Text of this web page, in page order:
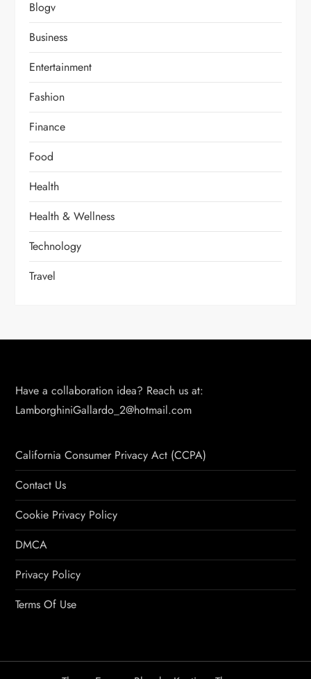
Blogv
Business
Entertainment
Fashion
Finance
Food
Health
Health & Wellness
Technology
Travel
Have a collaboration idea? Reach us at:
LamborghiniGallardo_2@hotmail.com
California Consumer Privacy Act (CCPA)
Contact Us
Cookie Privacy Policy
DMCA
Privacy Policy
Terms Of Use